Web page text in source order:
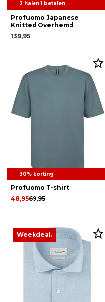
2 halen 1 betalen
Profuomo Japanese
Knitted Overhemd
139,95
30% korting
Profuomo T-shirt
69,95
48,95
Weekdeal.